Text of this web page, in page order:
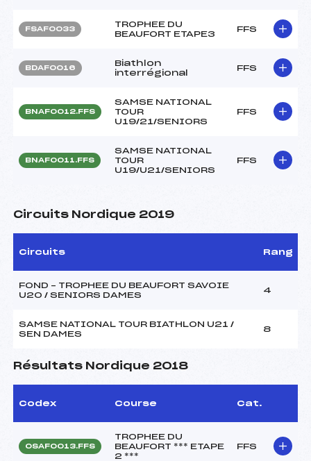
FSAF0033
TROPHEE DU
BEAUFORT ETAPE3
FFS
BDAF0016
Biathlon
interrégional
FFS
BNAF0012.FFS
SAMSE NATIONAL
TOUR
U19/21/SENIORS
FFS
BNAF0011.FFS
SAMSE NATIONAL
TOUR
U19/U21/SENIORS
FFS
Circuits Nordique 2019
Circuits Rang
FOND – TROPHEE DU BEAUFORT SAVOIE
U20 / SENIORS DAMES
4
SAMSE NATIONAL TOUR BIATHLON U21 /
SEN DAMES
8
Résultats Nordique 2018
Codex Course Cat.
OSAF0013.FFS
TROPHEE DU
BEAUFORT *** ETAPE
2 ***
FFS